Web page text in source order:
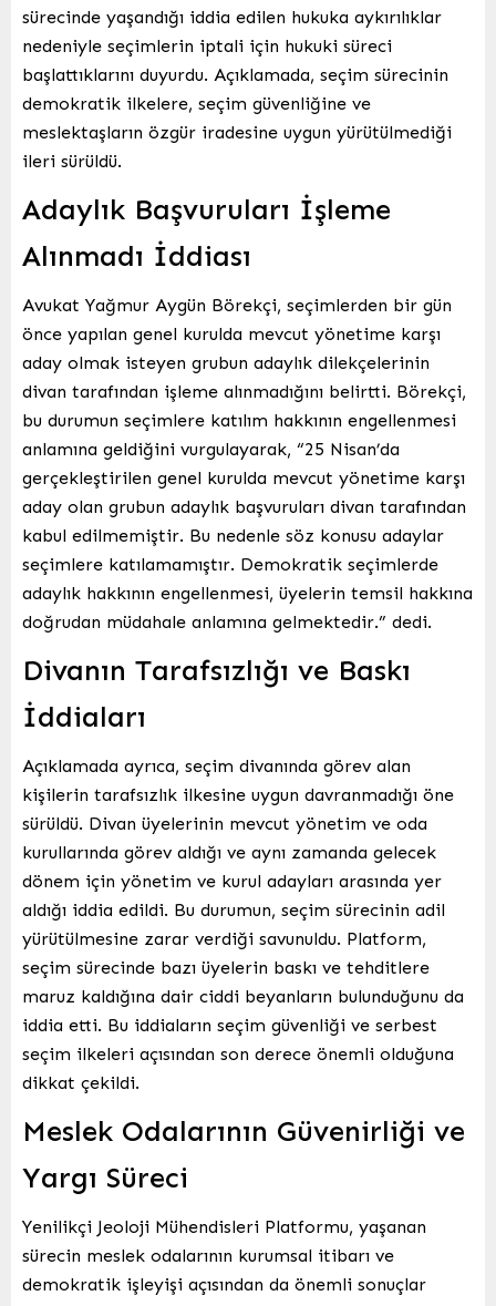
sürecinde yaşandığı iddia edilen hukuka aykırılıklar
nedeniyle seçimlerin iptali için hukuki süreci
başlattıklarını duyurdu. Açıklamada, seçim sürecinin
demokratik ilkelere, seçim güvenliğine ve
meslektaşların özgür iradesine uygun yürütülmediği
ileri sürüldü.
Adaylık Başvuruları İşleme
Alınmadı İddiası
Avukat Yağmur Aygün Börekçi, seçimlerden bir gün
önce yapılan genel kurulda mevcut yönetime karşı
aday olmak isteyen grubun adaylık dilekçelerinin
divan tarafından işleme alınmadığını belirtti. Börekçi,
bu durumun seçimlere katılım hakkının engellenmesi
anlamına geldiğini vurgulayarak, “25 Nisan’da
gerçekleştirilen genel kurulda mevcut yönetime karşı
aday olan grubun adaylık başvuruları divan tarafından
kabul edilmemiştir. Bu nedenle söz konusu adaylar
seçimlere katılamamıştır. Demokratik seçimlerde
adaylık hakkının engellenmesi, üyelerin temsil hakkına
doğrudan müdahale anlamına gelmektedir.” dedi.
Divanın Tarafsızlığı ve Baskı
İddiaları
Açıklamada ayrıca, seçim divanında görev alan
kişilerin tarafsızlık ilkesine uygun davranmadığı öne
sürüldü. Divan üyelerinin mevcut yönetim ve oda
kurullarında görev aldığı ve aynı zamanda gelecek
dönem için yönetim ve kurul adayları arasında yer
aldığı iddia edildi. Bu durumun, seçim sürecinin adil
yürütülmesine zarar verdiği savunuldu. Platform,
seçim sürecinde bazı üyelerin baskı ve tehditlere
maruz kaldığına dair ciddi beyanların bulunduğunu da
iddia etti. Bu iddiaların seçim güvenliği ve serbest
seçim ilkeleri açısından son derece önemli olduğuna
dikkat çekildi.
Meslek Odalarının Güvenirliği ve
Yargı Süreci
Yenilikçi Jeoloji Mühendisleri Platformu, yaşanan
sürecin meslek odalarının kurumsal itibarı ve
demokratik işleyişi açısından da önemli sonuçlar